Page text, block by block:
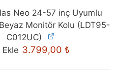
Neo 24-57 inç Uyumlu
Monitör Kolu (LDT95-
C012UC)
Ekle 3.799,00₺